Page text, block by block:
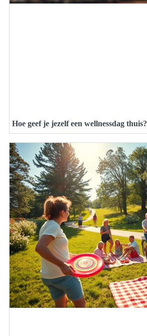
Hoe geef je jezelf een wellnessdag thuis?